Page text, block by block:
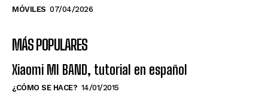
MÓVILES 07/04/2026
MÁS POPULARES
Xiaomi MI BAND, tutorial en español
¿CÓMO SE HACE? 14/01/2015